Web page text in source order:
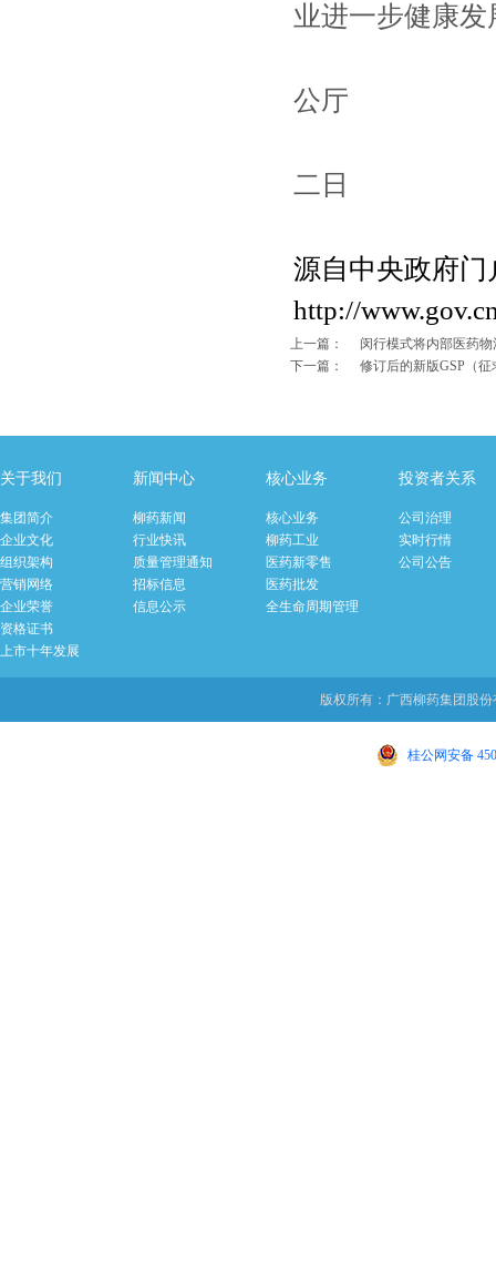
业进一步健康
公厅
二日
源自中央政府
http://
上一篇：
闵行模式将内部医药
下一篇：
修订后的新版GSP（
关于我们
集团简介
企业文化
组织架构
营销网络
企业荣誉
资格证书
上市十年发展
新闻中心
柳药新闻
行业快讯
质量管理通知
招标信息
信息公示
核心业务
核心业务
柳药工业
医药新零售
医药批发
全生命周期管理
投资者关系
公司治理
实时行情
公司公告
版权所有：广西柳药集团股
桂公网安备